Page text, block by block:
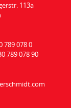
113a
789 078 0
789 078 90